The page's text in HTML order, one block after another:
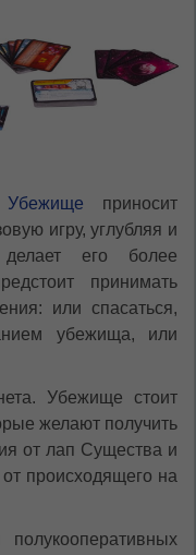
приносит
игру, углубляя и
его более
принимать
или спасаться,
убежища, или
Убежище стоит
желают получить
от лап Существа и
происходящего на